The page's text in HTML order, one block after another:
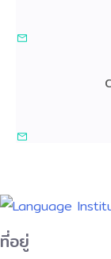
ที่อยู่